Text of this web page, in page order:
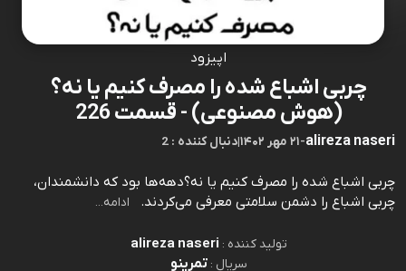
اپیزود
چربی اشباع شده را مصرف کنیم یا نه؟
(هوش مصنوعی) - قسمت 226
alireza naseri
-۲۱ مهر ۱۴۰۲ |2 : دنبال کننده
چربی اشباع شده را مصرف کنیم یا نه؟دهه‌ها بود که دانشمندان،
چربی اشباع را دشمن سلامتی معرفی می‌کردند.⁠⁠⁠⁠⁠⁠⁠⁠⁠⁠⁠⁠⁠⁠⁠⁠⁠⁠⁠⁠⁠⁠⁠⁠⁠⁠⁠⁠⁠⁠⁠⁠⁠⁠⁠⁠⁠⁠⁠⁠⁠⁠⁠⁠⁠⁠⁠⁠⁠⁠⁠⁠⁠⁠⁠⁠⁠⁠⁠⁠⁠⁠⁠⁠⁠⁠⁠⁠⁠⁠⁠⁠⁠⁠⁠⁠⁠⁠⁠⁠⁠⁠⁠⁠⁠⁠⁠⁠⁠⁠⁠⁠⁠⁠⁠⁠⁠⁠⁠⁠⁠⁠⁠⁠⁠⁠⁠⁠⁠⁠⁠⁠⁠⁠⁠⁠⁠⁠⁠⁠⁠⁠⁠⁠⁠⁠⁠⁠⁠⁠⁠⁠⁠⁠⁠⁠⁠⁠⁠⁠⁠⁠⁠⁠⁠⁠⁠⁠⁠⁠⁠⁠⁠⁠⁠⁠⁠⁠⁠⁠⁠⁠⁠⁠⁠⁠⁠⁠⁠⁠⁠⁠⁠⁠⁠⁠⁠⁠⁠⁠
ادامه...
تولید کننده : alireza naseri
سریال :تمرینو